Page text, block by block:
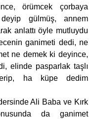
örümcek çorbaya
gülmüş, annem
anlattı öyle mutluydu
ganimeti dedi, ne
ne demek ki deyince,
elinde pasparlak taşlı
ha küpe dedim
Ali Baba ve Kırk
da ganimet